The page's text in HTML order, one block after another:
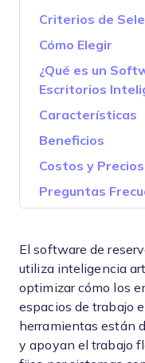
Criterios de
Cómo Elegir
¿Qué es un
Escritorios
Características
Beneficios
Costos y Precios
Preguntas
El software de
utiliza inteligencia
optimizar cómo los
espacios de trabajo
herramientas están
y apoyan el trabajo